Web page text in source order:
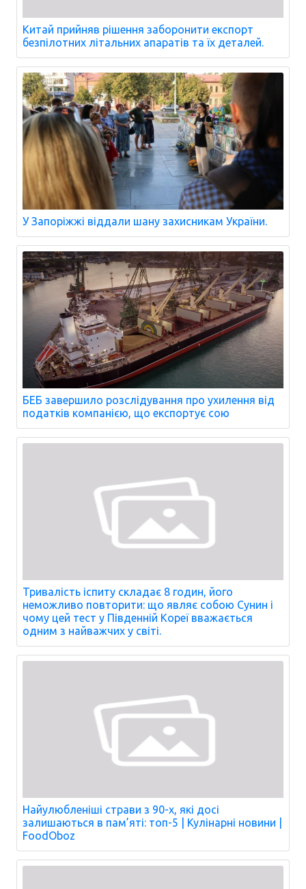
Китай прийняв рішення заборонити експорт
безпілотних літальних апаратів та їх деталей.
У Запоріжжі віддали шану захисникам України.
БЕБ завершило розслідування про ухилення від
податків компанією, що експортує сою
Тривалість іспиту складає 8 годин, його
неможливо повторити: що являє собою Сунин і
чому цей тест у Південній Кореї вважається
одним з найважчих у світі.
Найулюбленіші страви з 90-х, які досі
залишаються в пам’яті: топ-5 | Кулінарні новини |
FoodOboz